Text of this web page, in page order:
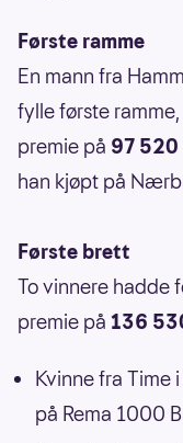
Første ramme
En mann fra
fylle første
premie på 97
han kjøpt på
Første brett
To vinnere hadde
premie på 136
Kvinne fra Time
på Rema 1000